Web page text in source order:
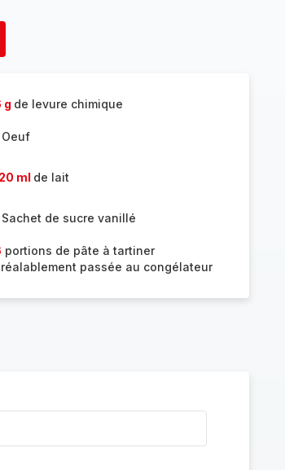
g de levure chimique
Oeuf
ml de lait
Sachet de sucre vanillé
portions de pâte à tartiner
passée au congélateur